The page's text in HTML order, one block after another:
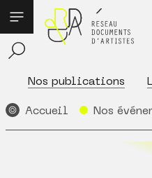
Nos publications
Accueil Nos